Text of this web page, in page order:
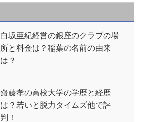
白坂亜紀経営の銀座のクラブの場
所と料金は？稲葉の名前の由来
は？
齋藤孝の高校大学の学歴と経歴
は？若いと脱力タイムズ他で評
判！